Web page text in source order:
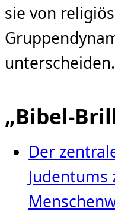
sie von
unterscheiden.
„Bibel-
Der